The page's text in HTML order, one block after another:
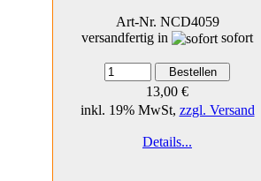
Art-Nr. NCD4059
versandfertig in
sofort
13,00 €
inkl. 19% MwSt, zzgl. Versand
Details...